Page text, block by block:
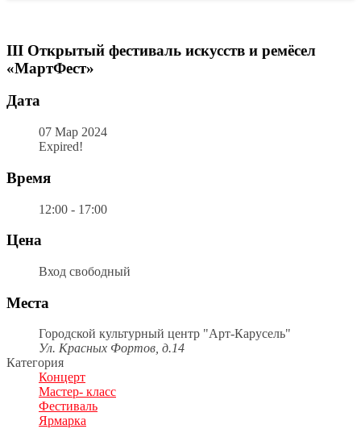
III Открытый фестиваль искусств и ремёсел
«МартФест»
Дата
07 Мар 2024
Expired!
Время
12:00 - 17:00
Цена
Вход свободный
Места
Городской культурный центр "Арт-Карусель"
Ул. Красных Фортов, д.14
Категория
Концерт
Мастер- класс
Фестиваль
Ярмарка